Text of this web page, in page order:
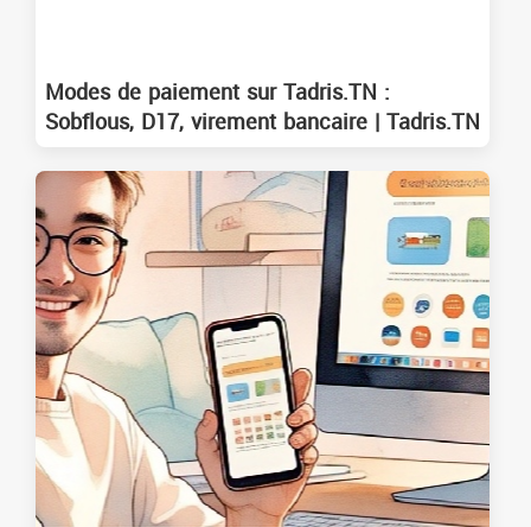
Modes de paiement sur Tadris.TN :
Sobflous, D17, virement bancaire | Tadris.TN